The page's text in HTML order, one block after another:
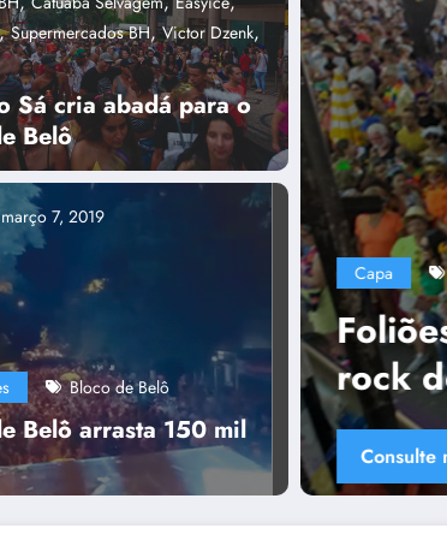
,Supermercados BH,Victor Dzenk,
Sá cria abadá para o
Belô
Bloco de Belô
Belô arrasta 150 mil
março 7, 2019
, Bloco Putz Grilla
de samba com